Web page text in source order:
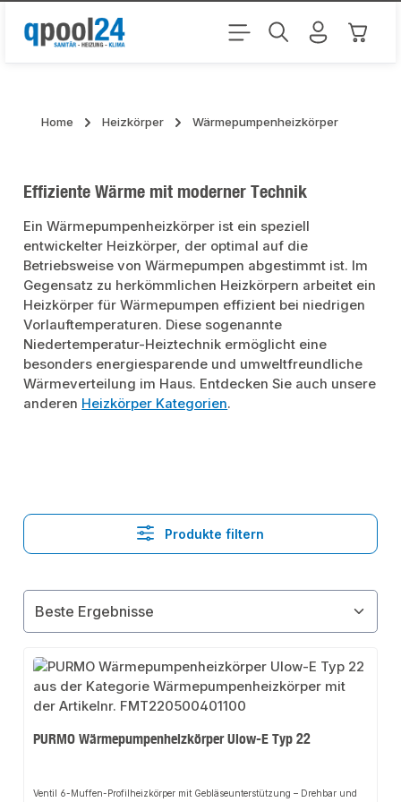
Zum Hauptinhalt springen
Home Heizkörper Wärmepumpenheizkörper
Effiziente Wärme mit moderner Technik
Ein Wärmepumpenheizkörper ist ein speziell
entwickelter Heizkörper, der optimal auf die
Betriebsweise von Wärmepumpen abgestimmt ist. Im
Gegensatz zu herkömmlichen Heizkörpern arbeitet ein
Heizkörper für Wärmepumpen effizient bei niedrigen
Vorlauftemperaturen. Diese sogenannte
Niedertemperatur-Heiztechnik ermöglicht eine
besonders energiesparende und umweltfreundliche
Wärmeverteilung im Haus. Entdecken Sie auch unsere
anderen Heizkörper Kategorien.
Produkte filtern
PURMO Wärmepumpenheizkörper Ulow-E Typ 22
Ventil 6-Muffen-Profilheizkörper mit Gebläseunterstützung – Drehbar und